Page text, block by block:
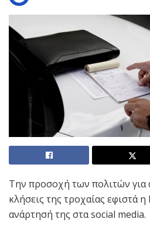
Την προσοχή των πολιτών για
κλήσεις της τροχαίας εφιστά
ανάρτησή της στα social media.